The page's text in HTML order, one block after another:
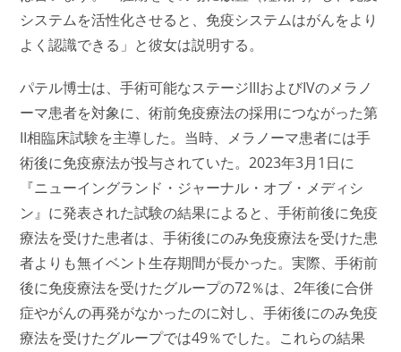
システムを活性化させると、免疫システムはがんをより
よく認識できる」と彼女は説明する。
パテル博士は、手術可能なステージIIIおよびIVのメラノ
ーマ患者を対象に、術前免疫療法の採用につながった第
II相臨床試験を主導した。当時、メラノーマ患者には手
術後に免疫療法が投与されていた。2023年3月1日に
『ニューイングランド・ジャーナル・オブ・メディシ
ン』に発表された試験の結果によると、手術前後に免疫
療法を受けた患者は、手術後にのみ免疫療法を受けた患
者よりも無イベント生存期間が長かった。実際、手術前
後に免疫療法を受けたグループの72％は、2年後に合併
症やがんの再発がなかったのに対し、手術後にのみ免疫
療法を受けたグループでは49％でした。これらの結果